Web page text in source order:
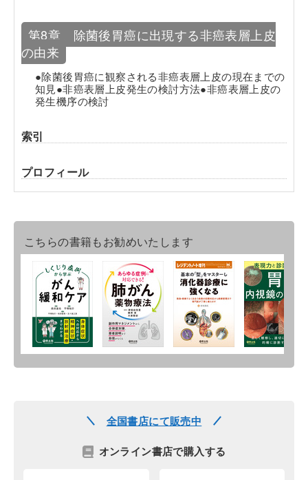
第8章 除菌後胃癌に出現する非癌表層上皮
の由来
●除菌後胃癌に観察される非癌表層上皮の現在までの
知見●非癌表層上皮発生の検討方法●非癌表層上皮の
発生機序の検討
索引
プロフィール
こちらの書籍もお勧めいたします
全国書店にて販売中
オンライン書店で購入する